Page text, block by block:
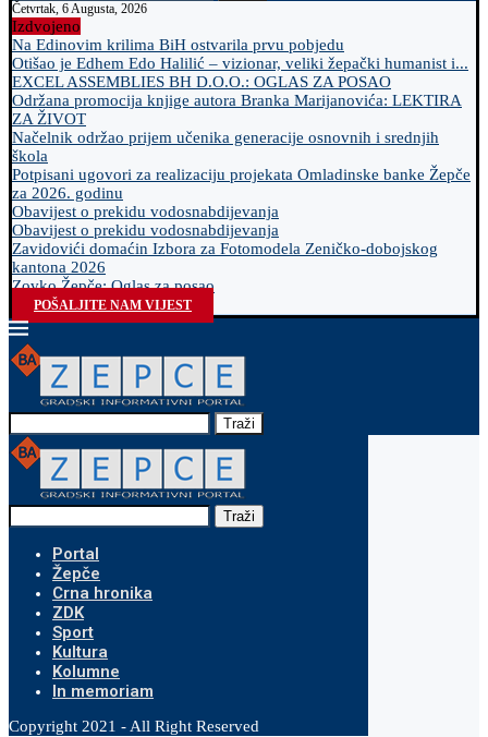
Četvrtak, 6 Augusta, 2026
Izdvojeno
Na Edinovim krilima BiH ostvarila prvu pobjedu
Otišao je Edhem Edo Halilić – vizionar, veliki žepački humanist i...
EXCEL ASSEMBLIES BH D.O.O.: OGLAS ZA POSAO
Održana promocija knjige autora Branka Marijanovića: LEKTIRA
ZA ŽIVOT
Načelnik održao prijem učenika generacije osnovnih i srednjih
škola
Potpisani ugovori za realizaciju projekata Omladinske banke Žepče
za 2026. godinu
Obavijest o prekidu vodosnabdijevanja
Obavijest o prekidu vodosnabdijevanja
Zavidovići domaćin Izbora za Fotomodela Zeničko-dobojskog
kantona 2026
Zovko Žepče: Oglas za posao
POŠALJITE NAM VIJEST
Traži
Traži
Portal
Žepče
Crna hronika
ZDK
Sport
Kultura
Kolumne
In memoriam
Copyright 2021 - All Right Reserved